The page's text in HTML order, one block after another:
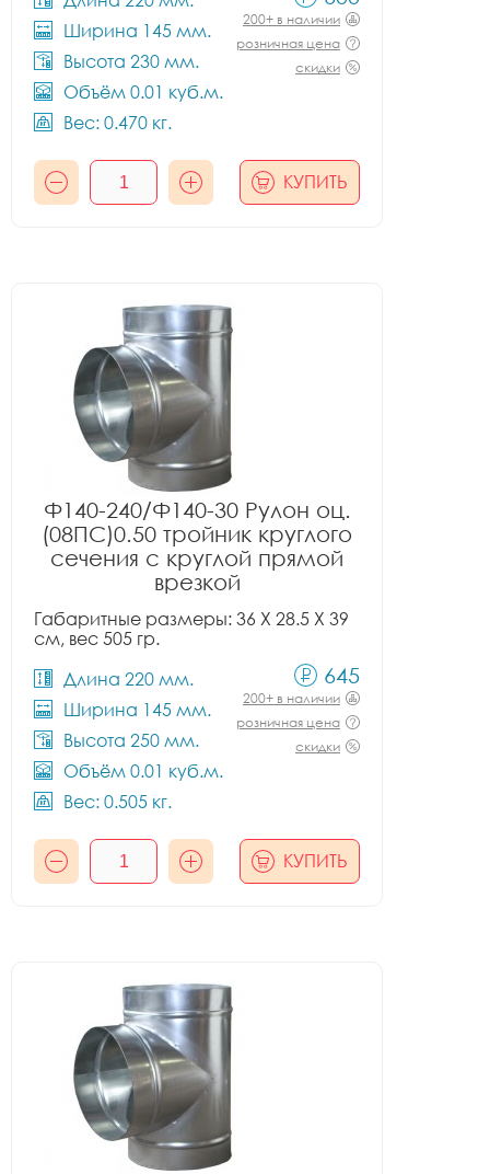
Ширина 145 мм.
Высота 230 мм.
Объём 0.01 куб.м.
Вес: 0.470 кг.
200+ в наличии
розничная цена
скидки
КУПИТЬ
Ф140-240/Ф140-30 Рулон оц.
(08ПС)0.50 тройник круглого
сечения с круглой прямой
врезкой
Габаритные размеры: 36 X 28.5 X 39
см, вес 505 гр.
Длина 220 мм.
Ширина 145 мм.
Высота 250 мм.
Объём 0.01 куб.м.
Вес: 0.505 кг.
645
200+ в наличии
розничная цена
скидки
КУПИТЬ